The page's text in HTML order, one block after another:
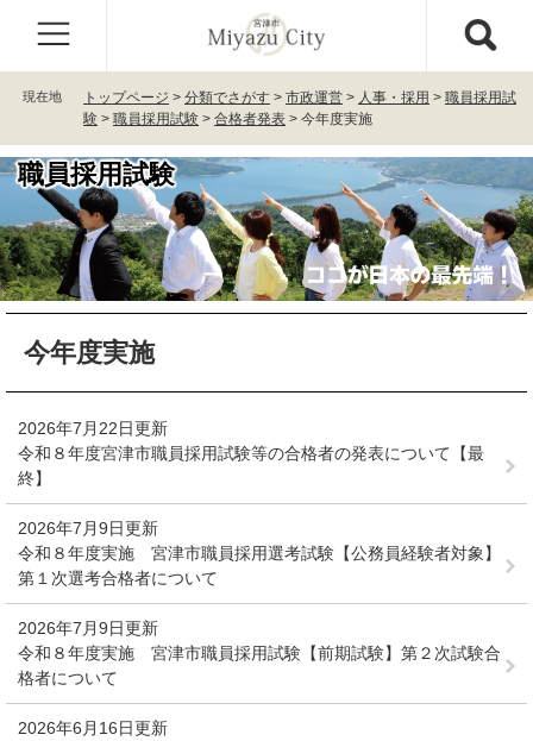
で
す
ば
し
本
文
へ
現在地 トップページ > 分類でさがす > 市政運営 > 人事・採用 > 職員採用試
験 > 職員採用試験 > 合格者発表 > 今年度実施
職員採用試験
今年度実施
2026年7月22日更新
令和８年度宮津市職員採用試験等の合格者の発表について【最
終】
2026年7月9日更新
令和８年度実施 宮津市職員採用選考試験【公務員経験者対象】
第１次選考合格者について
2026年7月9日更新
令和８年度実施 宮津市職員採用試験【前期試験】第２次試験合
格者について
2026年6月16日更新